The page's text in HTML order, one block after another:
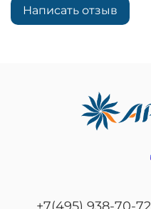
Написать отзыв